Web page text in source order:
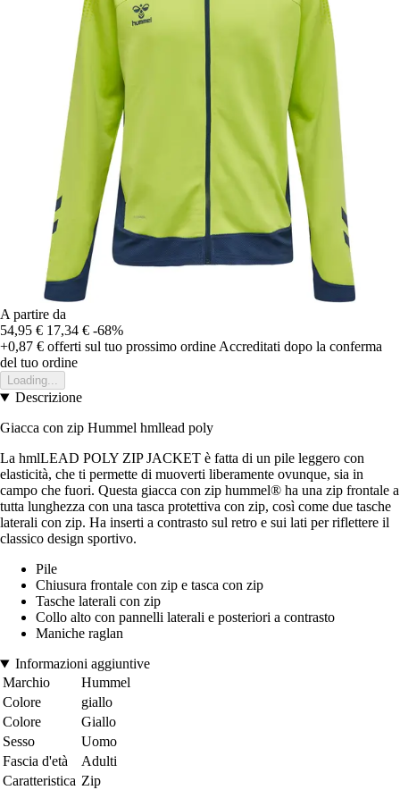
A partire da
54,95 € 17,34 € -68%
+0,87 € offerti sul tuo prossimo ordine Accreditati dopo la conferma
del tuo ordine
Loading...
Descrizione
Giacca con zip Hummel hmllead poly
La hmlLEAD POLY ZIP JACKET è fatta di un pile leggero con
elasticità, che ti permette di muoverti liberamente ovunque, sia in
campo che fuori. Questa giacca con zip hummel® ha una zip frontale a
tutta lunghezza con una tasca protettiva con zip, così come due tasche
laterali con zip. Ha inserti a contrasto sul retro e sui lati per riflettere il
classico design sportivo.
Pile
Chiusura frontale con zip e tasca con zip
Tasche laterali con zip
Collo alto con pannelli laterali e posteriori a contrasto
Maniche raglan
Informazioni aggiuntive
Marchio
Hummel
Colore
giallo
Colore
Giallo
Sesso
Uomo
Fascia d'età
Adulti
Caratteristica Zip